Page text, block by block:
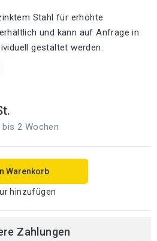
Stahl für erhöhte
und kann auf Anfrage in
gestaltet werden.
2 Wochen
Warenkorb
hinzufügen
Zahlungen